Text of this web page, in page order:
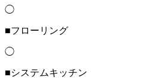
◯
■フローリング
◯
■システムキッチン